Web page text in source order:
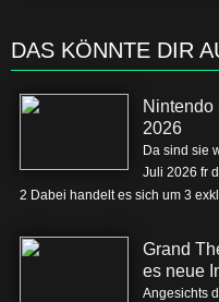
DAS KÖNNTE DIR
Nintendo
2026
Da sind sie
Juli 2026 fr
2 Dabei handelt es sich um 3
Grand
es neue
Angesichts